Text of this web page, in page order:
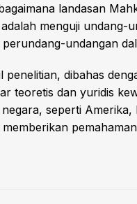
landasan
menguji
undangan
dibahas
teoretis dan yuridis
seperti